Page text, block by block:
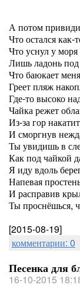
А потом
Что остался
Что уснул у моря
Лишь ладонь
Что баюкает
Греет пляж
Где-то высоко
Чайка режет
Из-за гор
И сморгнув
Ты увидишь в
Как под чайкой
Я иду вдоль
Напевая
И расправив
Ты проснёшься,
[2015-08-19]
комментарии: 0
Песенка для
16-10-2015